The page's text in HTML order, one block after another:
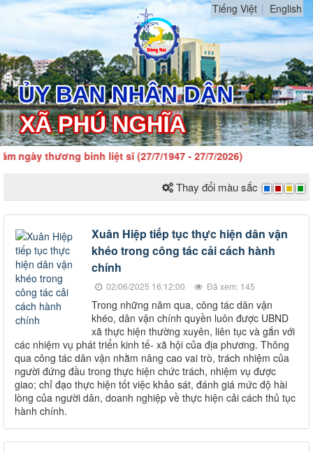
Tiếng Việt English
ngày thương binh liệt sĩ (27/7/1947 - 27/7/2026)
Thay đổi màu sắc
Xuân Hiệp tiếp tục thực hiện dân vận
khéo trong công tác cải cách hành
chính
02/06/2025 16:12:00 Đã xem: 145
​Trong những năm qua, công tác dân vận
khéo, dân vận chính quyền luôn được UBND
xã thực hiện thường xuyên, liên tục và gắn với
các nhiệm vụ phát triển kinh tế- xã hội của địa phương. Thông
qua công tác dân vận nhằm nâng cao vai trò, trách nhiệm của
người đứng đầu trong thực hiện chức trách, nhiệm vụ được
giao; chỉ đạo thực hiện tốt việc khảo sát, đánh giá mức độ hài
lòng của người dân, doanh nghiệp về thực hiện cải cách thủ tục
hành chính.